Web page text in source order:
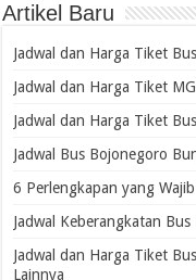
Artikel Baru
Jadwal dan Harga Tiket
Jadwal dan Harga Tiket
Jadwal dan Harga Tiket
Jadwal Bus Bojonegoro
6 Perlengkapan yang
Jadwal Keberangkatan
Jadwal dan Harga Tiket
Lainnya